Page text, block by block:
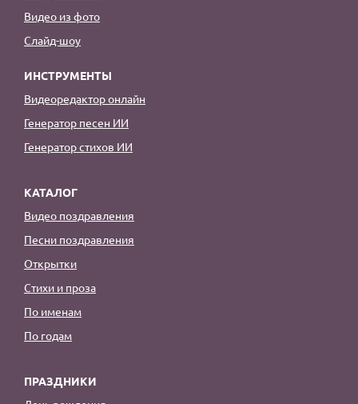
Видео из фото
Слайд-шоу
ИНСТРУМЕНТЫ
Видеоредактор онлайн
Генератор песен ИИ
Генератор стихов ИИ
КАТАЛОГ
Видео поздравления
Песни поздравления
Открытки
Стихи и проза
По именам
По годам
ПРАЗДНИКИ